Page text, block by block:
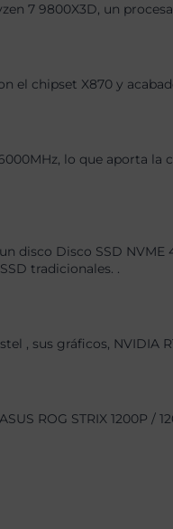
7 9800X3D, un
el chipset X870 y
lo que aporta
disco Disco SSD NVME
tradicionales. .
, sus gráficos, NVIDIA
ROG STRIX 1200P